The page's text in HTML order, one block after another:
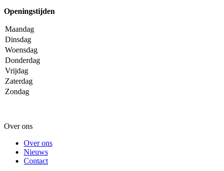
Openingstijden
Maandag
Dinsdag
Woensdag
Donderdag
Vrijdag
Zaterdag
Zondag
Over ons
Over ons
Nieuws
Contact